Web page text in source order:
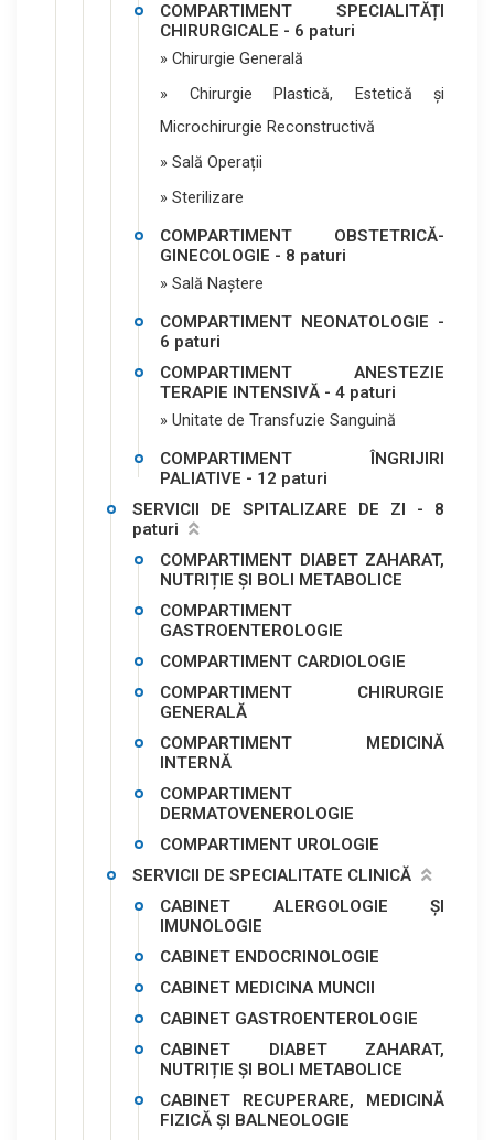
COMPARTIMENT SPECIALITĂȚI
CHIRURGICALE - 6 paturi
» Chirurgie Generală
» Chirurgie Plastică, Estetică și
Microchirurgie Reconstructivă
» Sală Operații
» Sterilizare
COMPARTIMENT OBSTETRICĂ-
GINECOLOGIE - 8 paturi
» Sală Naștere
COMPARTIMENT NEONATOLOGIE -
6 paturi
COMPARTIMENT ANESTEZIE
TERAPIE INTENSIVĂ - 4 paturi
» Unitate de Transfuzie Sanguină
COMPARTIMENT ÎNGRIJIRI
PALIATIVE - 12 paturi
SERVICII DE SPITALIZARE DE ZI - 8
paturi
COMPARTIMENT DIABET ZAHARAT,
NUTRIȚIE ȘI BOLI METABOLICE
COMPARTIMENT
GASTROENTEROLOGIE
COMPARTIMENT CARDIOLOGIE
COMPARTIMENT CHIRURGIE
GENERALĂ
COMPARTIMENT MEDICINĂ
INTERNĂ
COMPARTIMENT
DERMATOVENEROLOGIE
COMPARTIMENT UROLOGIE
SERVICII DE SPECIALITATE CLINICĂ
CABINET ALERGOLOGIE ȘI
IMUNOLOGIE
CABINET ENDOCRINOLOGIE
CABINET MEDICINA MUNCII
CABINET GASTROENTEROLOGIE
CABINET DIABET ZAHARAT,
NUTRIȚIE ȘI BOLI METABOLICE
CABINET RECUPERARE, MEDICINĂ
FIZICĂ ȘI BALNEOLOGIE